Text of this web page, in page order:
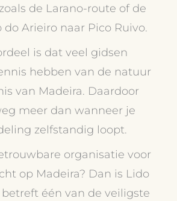
de Larano-route of de
Arieiro naar Pico Ruivo.
is dat veel gidsen
hebben van de natuur
van Madeira. Daardoor
meer dan wanneer je
zelfstandig loopt.
organisatie voor
op Madeira? Dan is Lido
één van de veiligste